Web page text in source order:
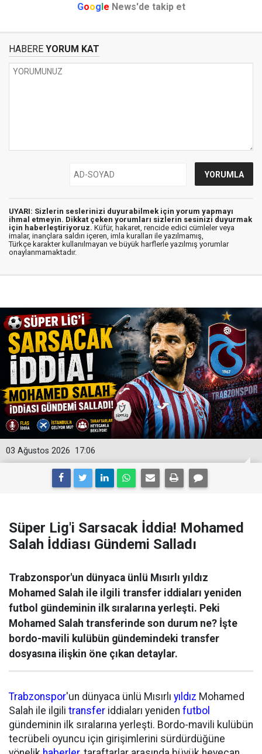
Google News'de takip et
HABERE YORUM KAT
UYARI: Sizlerin seslerinizi duyurabilmek için yorum yapmayı
ihmal etmeyin. Dikkat çeken yorumları sizlerin sesinizi duyurmak
için haberleştiriyoruz. Küfür, hakaret, rencide edici cümleler veya
imalar, inançlara saldırı içeren, imla kuralları ile yazılmamış,
Türkçe karakter kullanılmayan ve büyük harflerle yazılmış yorumlar
onaylanmamaktadır.
17:06
03 Ağustos 2026
Süper Lig'i Sarsacak İddia! Mohamed
Salah İddiası Gündemi Salladı
Trabzonspor'un dünyaca ünlü Mısırlı yıldız
Mohamed Salah ile ilgili transfer iddiaları yeniden
futbol gündeminin ilk sıralarına yerleşti. Peki
Mohamed Salah transferinde son durum ne? İşte
bordo-mavili kulübün gündemindeki transfer
dosyasına ilişkin öne çıkan detaylar.
Trabzonspor'un dünyaca ünlü Mısırlı yıldız Mohamed
Salah ile ilgili transfer iddiaları yeniden futbol
gündeminin ilk sıralarına yerleşti. Bordo-mavili kulübün
tecrübeli oyuncu için girişimlerini sürdürdüğüne